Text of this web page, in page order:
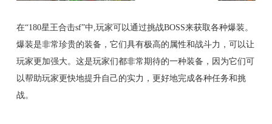
在“180星王合击sf”中,玩家可以通过挑战BOSS来获取各种爆装。
爆装是非常珍贵的装备，它们具有极高的属性和战斗力，可以让
玩家更加强大。这是玩家们都非常期待的一种装备，因为它们可
以帮助玩家更快地提升自己的实力，更好地完成各种任务和挑
战。